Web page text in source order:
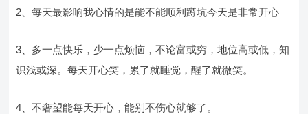
2、每天最影响我心情的是能不能顺利蹲坑今天是非常开心
3、多一点快乐，少一点烦恼，不论富或穷，地位高或低，知
识浅或深。每天开心笑，累了就睡觉，醒了就微笑。
4、不奢望能每天开心，能别不伤心就够了。